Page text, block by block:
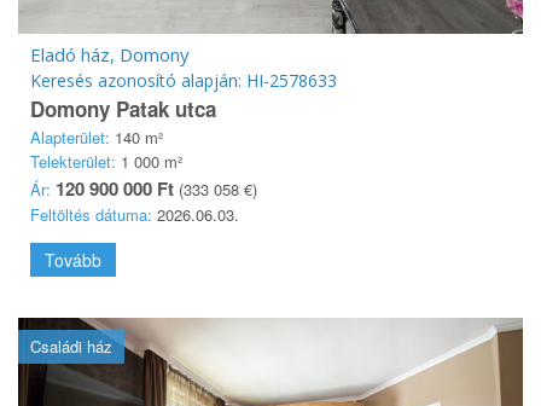
Eladó ház, Domony
Keresés azonosító alapján: HI-2578633
Domony Patak utca
Alapterület: 140 m²
Telekterület: 1 000 m²
Ár: 120 900 000 Ft (333 058 €)
Feltöltés dátuma: 2026.06.03.
Tovább
Családi ház